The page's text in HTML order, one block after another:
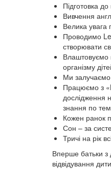
Підготовка
Вивчення
Велика увага
Проводимо
створювати
Влаштовуємо
організму
Ми залучаємо
Працюємо з
дослідження
знання по
Кожен ранок
Сон – за
Тричі на рік
Вперше батьки з
відвідування